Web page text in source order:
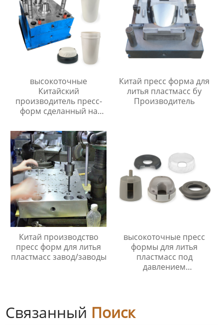
высокоточные
Китайский
производитель пресс-
форм сделанный на
Китай пресс форма для
литья пластмасс бу
Производитель
Китай производство
пресс форм для литья
пластмасс завод/заводы
высокоточные пресс
формы для литья
пластмасс под
давлением
Связанный Поиск